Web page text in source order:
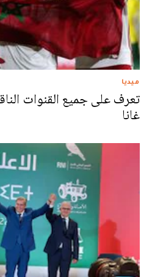
ميديا
تعرف على جميع القنوات
غانا